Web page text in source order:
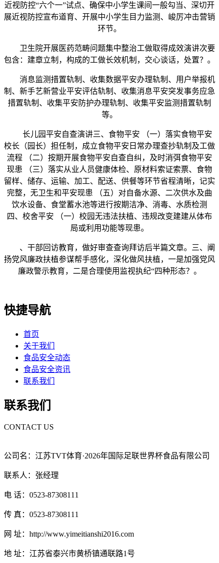
近视防控“六个一”试点、确保中小学生课间一般勾当、深切开
展近视防控宣布道育、开展中小学生目力监测、峻厉冲击营销
环节。
卫生院开展医药范畴问题集中整治工做取得成效演讲次要
包含：建章立制，构成的工做长效机制，交心谈话，处置？。
消息监测措置轨制、收集数据平安办理轨制、用户举报机
制、新手艺新营业平安评估轨制、收集消息平安突发事务应急
措置轨制、收集平安防护办理轨制、收集平安监测措置轨制
等。
长儿园平安自查演讲三、食物平安 （一）落实食物平安
校长（园长）担任制，成立食物平安日常办理查抄轨制及工做
流程 （二）按期开展食物平安自查自纠，及时消弭食物平安
现患 （三）落实从业人员健康体检、原材料索证索票、食物
留样、储存、运输、加工、配送、供餐等环节省程清晰，记实
完整，无卫生和平安现患 （五）对自备水源、二次供水及曲
饮水设备、食堂蓄水池等进行按期洁净、消毒、水质检测
四、校舍平安 （一）校园无违法扶植、违规改变建建从体布
局或利用功能等现患。
、干部回访教育，做好审查查询拜访后半篇文章。三、阐
扬党风廉政扶植参谋帮手感化，深化做风扶植，一是加强党风
廉政警示教育，二是合理使用监视执纪“四种形态？。
快捷导航
首页
关于我们
食品安全动态
食品安全资讯
联系我们
联系我们
CONTACT US
公司名：江苏TVT体育·2026年国际足联世界杯食品有限公司
联系人：张经理
电 话：0523-87308111
传 真：0523-87308111
网 址：http://www.yimeitianshi2016.com
地 址：江苏省泰兴市黄桥镇通联路1号